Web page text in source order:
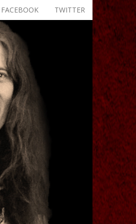
TWITTER
FACEBOOK